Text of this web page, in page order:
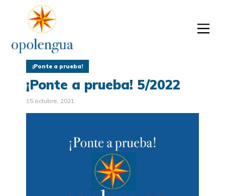
¡Ponte a prueba!
¡Ponte a prueba! 5/2022
15 octubre, 2021